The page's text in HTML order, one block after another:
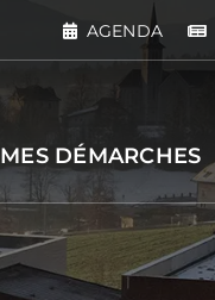
AGENDA
MES DÉMARCHES